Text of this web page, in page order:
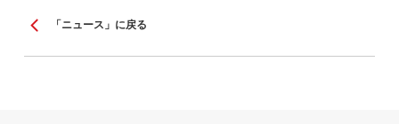
「ニュース」に戻る